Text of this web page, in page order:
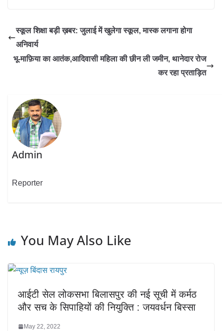
स्कूल शिक्षा बड़ी ख़बर: जुलाई में खुलेगा स्कूल, मास्क लगाना होगा
अनिवार्य
भू-माफ़िया का आतंक,आदिवासी महिला की छीन ली जमीन, थानेदार रोज
कर रहा प्रताड़ित
Admin
Reporter
You May Also Like
आईटी सेल लोकसभा बिलासपुर की नई सूची में कर्मठ
और सच के सिपाहियों की नियुक्ति : जयवर्धन बिस्सा
May 22, 2022